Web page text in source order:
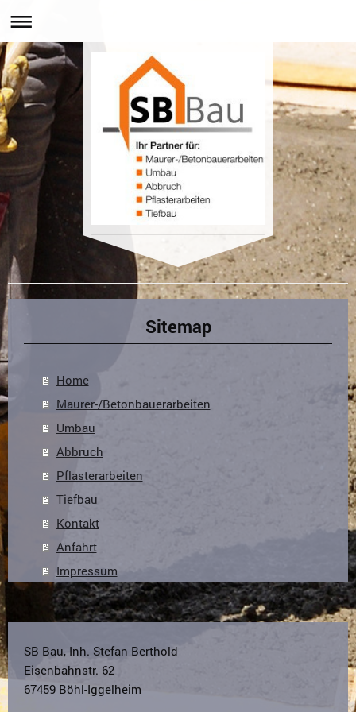
SB Bau, Stefan Berthold
Sitemap
Home
Maurer-/Betonbauerarbeiten
Umbau
Abbruch
Pflasterarbeiten
Tiefbau
Kontakt
Anfahrt
Impressum
SB Bau, Inh. Stefan Berthold
Eisenbahnstr. 62
67459 Böhl-Iggelheim